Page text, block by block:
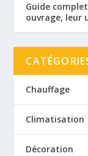
Guide
ouvrage, leur
Chauffage
Climatisation
Décoration